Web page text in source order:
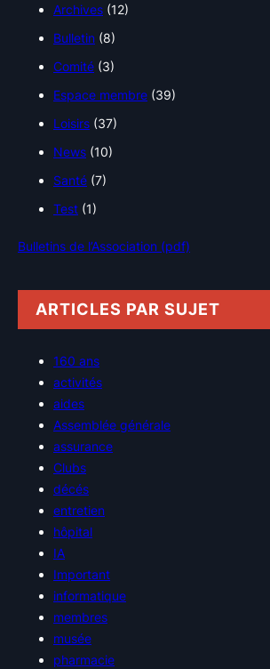
Archives (12)
Bulletin (8)
Comité (3)
Espace membre (39)
Loisirs (37)
News (10)
Santé (7)
Test (1)
Bulletins de l’Association (pdf)
ARTICLES PAR SUJET
160 ans
activités
aides
Assemblée générale
assurance
Clubs
décés
entretien
hôpital
IA
Important
informatique
membres
musée
pharmacie